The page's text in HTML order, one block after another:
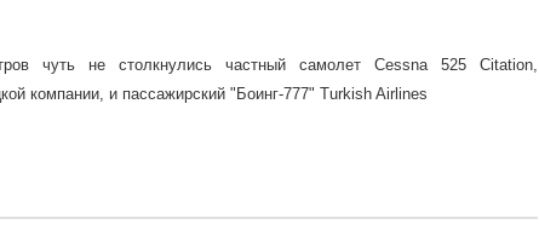
чуть не столкнулись частный самолет Cessna 525 Citation,
компании, и пассажирский "Боинг-777" Turkish Airlines